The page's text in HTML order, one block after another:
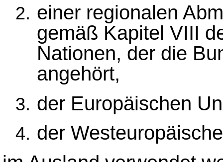
einer regionalen
gemäß Kapitel VIII
Nationen, der die
angehört,
der Europäischen
der